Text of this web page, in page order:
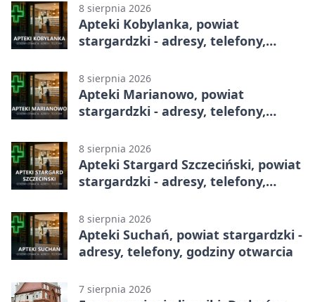
8 sierpnia 2026
Apteki Kobylanka, powiat
stargardzki - adresy, telefony,
8 sierpnia 2026
Apteki Marianowo, powiat
stargardzki - adresy, telefony,
8 sierpnia 2026
Apteki Stargard Szczeciński, powiat
stargardzki - adresy, telefony,
8 sierpnia 2026
Apteki Suchań, powiat stargardzki -
adresy, telefony, godziny otwarcia
7 sierpnia 2026